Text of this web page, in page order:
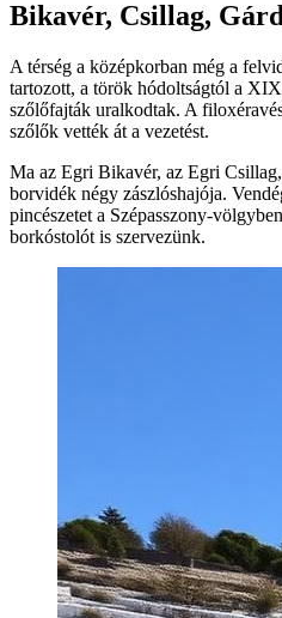
Bikavér, Csillag,
A térség a középkorban még a
tartozott, a török hódoltságtól a
szőlőfajták uralkodtak. A
szőlők vették át a vezetést.
Ma az Egri Bikavér, az Egri
borvidék négy zászlóshajója.
pincészetet a Szépasszony-
borkóstolót is szervezünk.